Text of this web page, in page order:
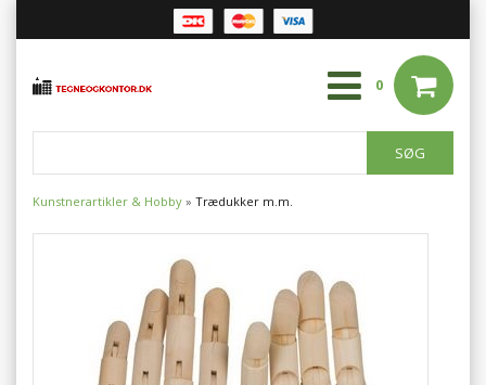
0
Kunstnerartikler & Hobby » Trædukker m.m.